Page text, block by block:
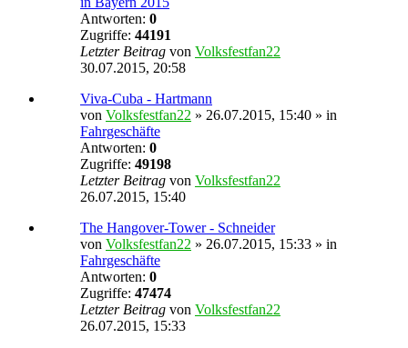
Antworten: 0
Zugriffe: 44191
Letzter Beitrag von Volksfestfan22
30.07.2015, 20:58
Viva-Cuba - Hartmann
von Volksfestfan22 » 26.07.2015, 15:40 » in
Fahrgeschäfte
Antworten: 0
Zugriffe: 49198
Letzter Beitrag von Volksfestfan22
26.07.2015, 15:40
The Hangover-Tower - Schneider
von Volksfestfan22 » 26.07.2015, 15:33 » in
Fahrgeschäfte
Antworten: 0
Zugriffe: 47474
Letzter Beitrag von Volksfestfan22
26.07.2015, 15:33